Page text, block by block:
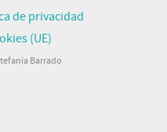
de privacidad
(UE)
Barrado